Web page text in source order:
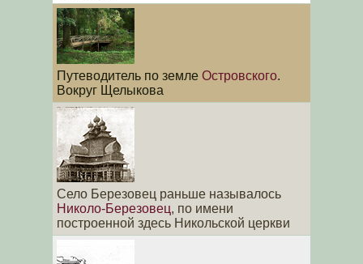
Путеводитель по земле Островского.
Вокруг Щелыкова
Село Березовец раньше называлось
Николо-Березовец, по имени
построенной здесь Никольской церкви